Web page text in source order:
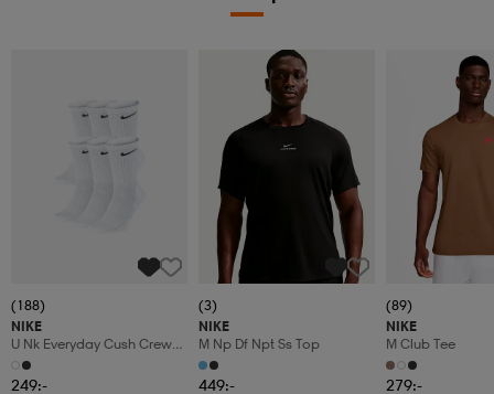
(188)
NIKE
U Nk Everyday Cush Crew
6pr-Bd
249:-
(3)
NIKE
M Np Df Npt Ss Top
449:-
(89)
NIKE
M Club Tee
279:-